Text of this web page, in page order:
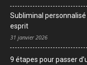
Subliminal
esprit
31 janvier 2026
9 étapes pour passer